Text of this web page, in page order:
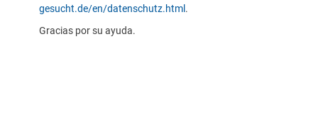
gesucht.de/en/datenschutz.html .
Gracias por su ayuda.